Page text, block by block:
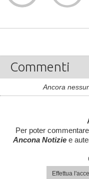
Commenti
Ancora
Per poter
Ancona Notizie e
Effettua